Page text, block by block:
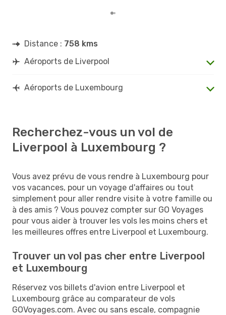
Distance : 758 kms
Aéroports de Liverpool
Aéroports de Luxembourg
Recherchez-vous un vol de
Liverpool à Luxembourg ?
Vous avez prévu de vous rendre à Luxembourg pour
vos vacances, pour un voyage d'affaires ou tout
simplement pour aller rendre visite à votre famille ou
à des amis ? Vous pouvez compter sur GO Voyages
pour vous aider à trouver les vols les moins chers et
les meilleures offres entre Liverpool et Luxembourg.
Trouver un vol pas cher entre Liverpool
et Luxembourg
Réservez vos billets d'avion entre Liverpool et
Luxembourg grâce au comparateur de vols
GOVoyages.com. Avec ou sans escale, compagnie